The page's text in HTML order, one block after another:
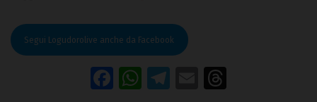
Segui Logudorolive anche da Facebook
Facebook
WhatsApp
Telegram
Email